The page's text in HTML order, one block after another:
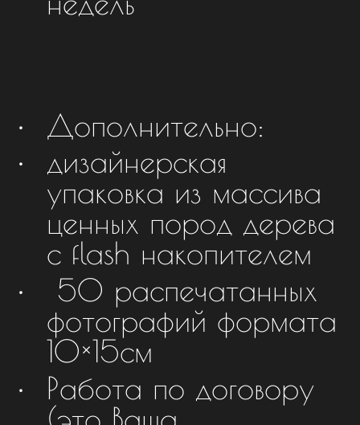
Дополнительно:
дизайнерская
упаковка из массива
ценных пород дерева
с flash накопителем
50 распечатанных
фотографий формата
10×15см
Работа по договору